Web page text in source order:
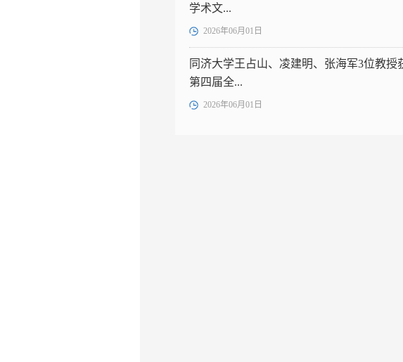
学术文...
2026年06月01日
同济大学王占山、凌建明、张海军3位教授
第四届全...
2026年06月01日